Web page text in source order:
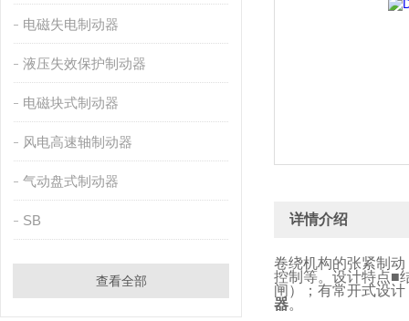
电磁失电制动器
液压失效保护制动器
电磁块式制动器
风电高速轴制动器
气动盘式制动器
SB
查看全部
详情介绍
卷绕机构的张紧制
控制等。设计特点■
闸）；有常开式设
器。